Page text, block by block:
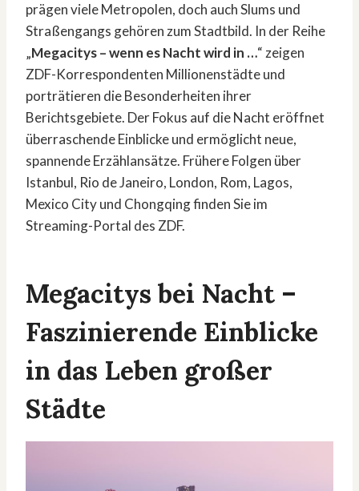
prägen viele Metropolen, doch auch Slums und
Straßengangs gehören zum Stadtbild. In der Reihe
„Megacitys – wenn es Nacht wird in …“ zeigen
ZDF-Korrespondenten Millionenstädte und
porträtieren die Besonderheiten ihrer
Berichtsgebiete. Der Fokus auf die Nacht eröffnet
überraschende Einblicke und ermöglicht neue,
spannende Erzählansätze. Frühere Folgen über
Istanbul, Rio de Janeiro, London, Rom, Lagos,
Mexico City und Chongqing finden Sie im
Streaming-Portal des ZDF.
Megacitys bei Nacht –
Faszinierende Einblicke
in das Leben großer
Städte